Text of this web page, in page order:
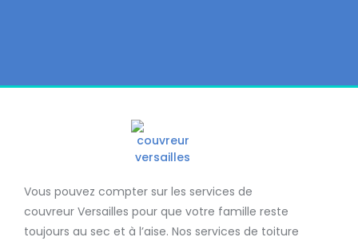
Vous pouvez compter sur les services de
couvreur Versailles pour que votre famille reste
toujours au sec et à l’aise. Nos services de toiture